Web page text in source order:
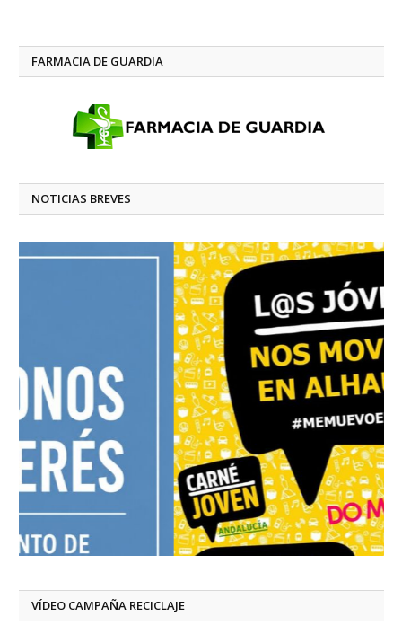
FARMACIA DE GUARDIA
NOTICIAS BREVES
VÍDEO CAMPAÑA RECICLAJE